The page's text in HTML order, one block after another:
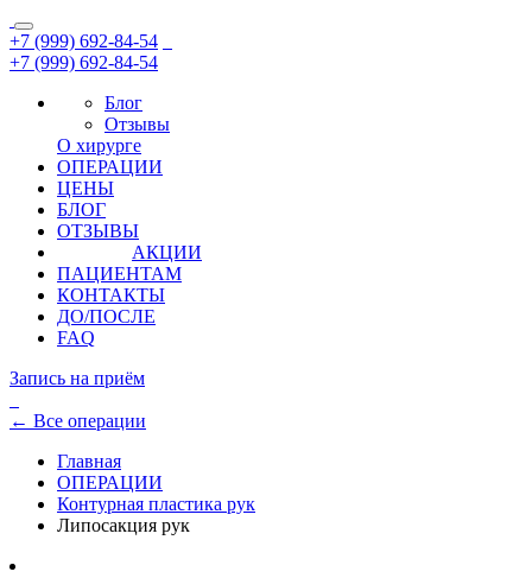
+7 (999) 692-84-54
+7 (999) 692-84-54
Блог
Отзывы
О хирурге
ОПЕРАЦИИ
ЦЕНЫ
БЛОГ
ОТЗЫВЫ
АКЦИИ
ПАЦИЕНТАМ
КОНТАКТЫ
ДО/ПОСЛЕ
FAQ
Запись на приём
← Все операции
Главная
ОПЕРАЦИИ
Контурная пластика рук
Липосакция рук